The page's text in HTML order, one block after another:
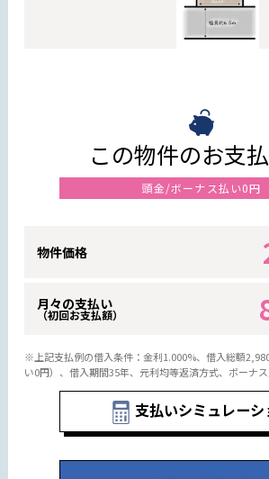
この物件のお支
頭金/ボーナス払い0円
物件価格
月々の支払い
（初回お支払額）
※上記支払例の借入条件：金利1.000%、借入総額
い0円）、借入期間35年、元利均等返済方式、ボーナ
支払いシミュレーシ